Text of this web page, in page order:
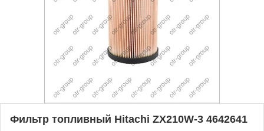
Фильтр топливный Hitachi ZX210W-3 4642641